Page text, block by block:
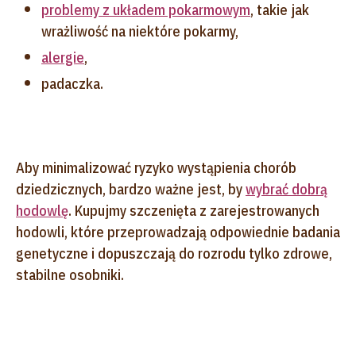
problemy z układem pokarmowym, takie jak
wrażliwość na niektóre pokarmy,
alergie,
padaczka.
Aby minimalizować ryzyko wystąpienia chorób
dziedzicznych, bardzo ważne jest, bywybrać dobrą
hodowlę. Kupujmy szczenięta z zarejestrowanych
hodowli, które przeprowadzają odpowiednie badania
genetyczne i dopuszczają do rozrodu tylko zdrowe,
stabilne osobniki.